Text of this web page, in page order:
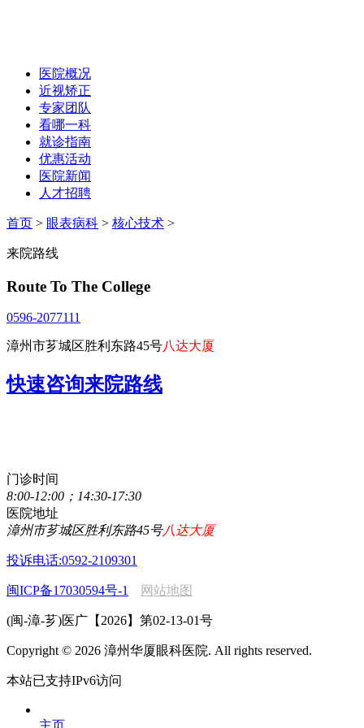
医院概况
近视矫正
专家团队
看哪一科
就诊指南
优惠活动
医院新闻
人才招聘
首页 > 眼表病科 > 核心技术 >
来院路线
Route To The College
0596-2077111
漳州市芗城区胜利东路45号八达大厦
快速咨询来院路线
门诊时间
8:00-12:00；14:30-17:30
医院地址
漳州市芗城区胜利东路45号八达大厦
投诉电话:0592-2109301
闽ICP备17030594号-1 网站地图
(闽-漳-芗)医广【2026】第02-13-01号
Copyright © 2026 漳州华厦眼科医院. All rights reserved.
本站已支持IPv6访问